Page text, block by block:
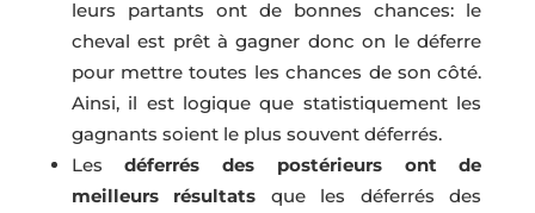
leurs partants ont de bonnes chances: le
cheval est prêt à gagner donc on le déferre
pour mettre toutes les chances de son côté.
Ainsi, il est logique que statistiquement les
gagnants soient le plus souvent déferrés.
Lesdéferrés des postérieurs ont de
meilleurs résultats que les déferrés des